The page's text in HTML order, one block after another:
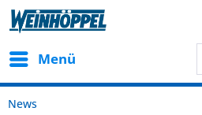
Menü
News